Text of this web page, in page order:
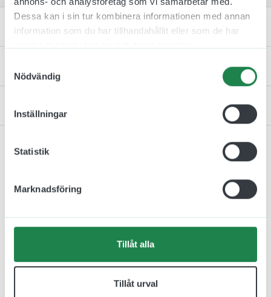
Dessa kan i sin tur kombinera informationen med annan
information som du har tillhandahållit eller som de har
Nödvändig
Inställningar
Statistik
Marknadsföring
Tillåt alla
Tillåt urval
Specifikation
Relaterade produkter